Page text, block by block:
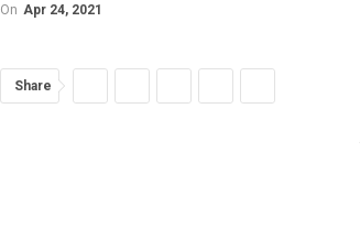
On Apr 24, 2021
Share